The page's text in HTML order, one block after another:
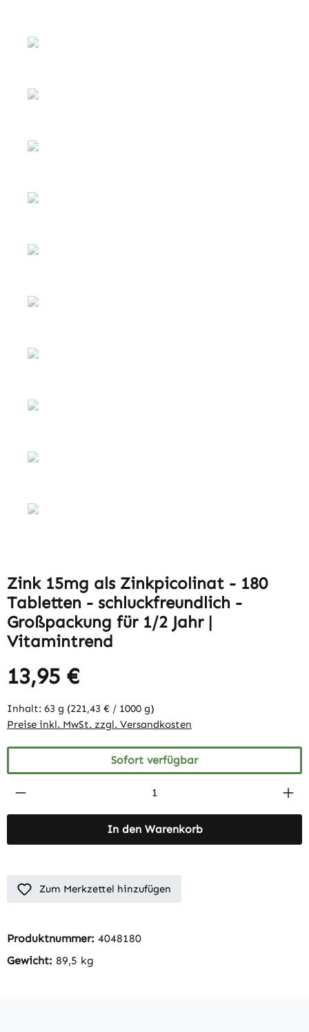
Zink 15mg als Zinkpicolinat - 180
Tabletten - schluckfreundlich -
Großpackung für 1/2 Jahr |
Vitamintrend
13,95 €
Inhalt: 63 g (221,43 € / 1000 g)
Preise inkl. MwSt. zzgl. Versandkosten
Sofort verfügbar
Produkt Anzahl: Gib den gewünschten
In den Warenkorb
Zum Merkzettel hinzufügen
Produktnummer: 4048180
Gewicht: 89,5 kg